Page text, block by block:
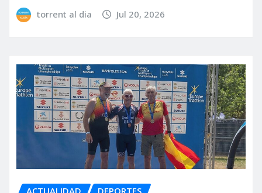
torrent al dia Jul 20, 2026
ACTUALIDAD DEPORTES